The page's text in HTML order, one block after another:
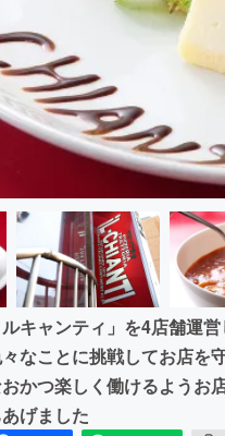
キャンティ」を4店舗運
なことに挑戦してお店を
かつ楽しく働けるよう
げました